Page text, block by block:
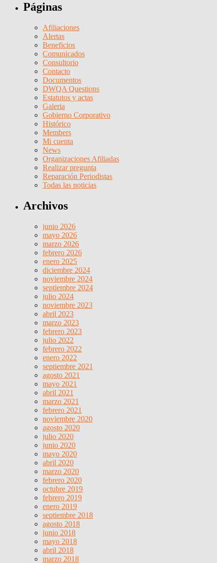
Páginas
Afiliaciones
Alertas
Beneficios
Comunicados
Consultorio
Contacto
Documentos
DWQA Questions
Estatutos y actas
Galeria
Gobierno Corporativo
Histórico
Members
Mi cuenta
News
Organizaciones Afiliadas
Realizar pregunta
Reparación Periodistas
Todas las noticias
Archivos
junio 2026
mayo 2026
marzo 2026
febrero 2026
enero 2025
diciembre 2024
noviembre 2024
septiembre 2024
julio 2024
noviembre 2023
abril 2023
marzo 2023
febrero 2023
julio 2022
febrero 2022
enero 2022
septiembre 2021
agosto 2021
mayo 2021
abril 2021
marzo 2021
febrero 2021
noviembre 2020
agosto 2020
julio 2020
junio 2020
mayo 2020
abril 2020
marzo 2020
febrero 2020
octubre 2019
febrero 2019
enero 2019
septiembre 2018
agosto 2018
junio 2018
mayo 2018
abril 2018
marzo 2018